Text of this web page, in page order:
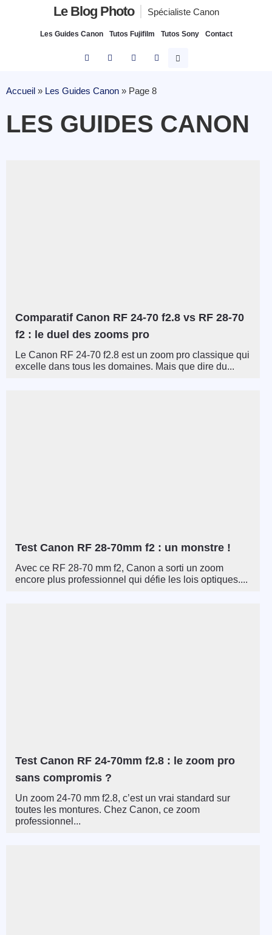
Le Blog Photo Spécialiste Canon
Les Guides Canon Tutos Fujifilm Tutos Sony Contact
Accueil » Les Guides Canon » Page 8
LES GUIDES CANON
Comparatif Canon RF 24-70 f2.8 vs RF 28-70
f2 : le duel des zooms pro
Le Canon RF 24-70 f2.8 est un zoom pro classique qui
excelle dans tous les domaines. Mais que dire du...
Test Canon RF 28-70mm f2 : un monstre !
Avec ce RF 28-70 mm f2, Canon a sorti un zoom
encore plus professionnel qui défie les lois optiques....
Test Canon RF 24-70mm f2.8 : le zoom pro
sans compromis ?
Un zoom 24-70 mm f2.8, c’est un vrai standard sur
toutes les montures. Chez Canon, ce zoom
professionnel...